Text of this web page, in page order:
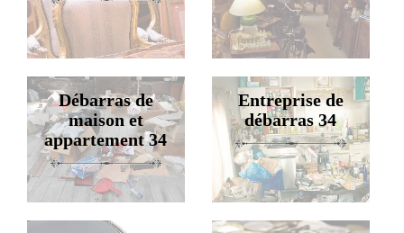
Débarras de
maison et
appartement 34
Entreprise de
débarras 34